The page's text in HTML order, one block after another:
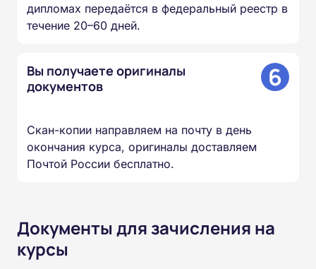
дипломах передаётся в федеральный реестр в
течение 20–60 дней.
Вы получаете оригиналы
документов
6
Скан-копии направляем на почту в день
окончания курса, оригиналы доставляем
Почтой России бесплатно.
Документы для зачисления на
курсы